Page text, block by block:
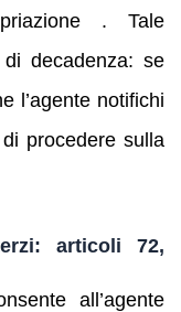
. Tale
decadenza: se
l’agente notifichi
procedere sulla
articoli 72,
all’agente